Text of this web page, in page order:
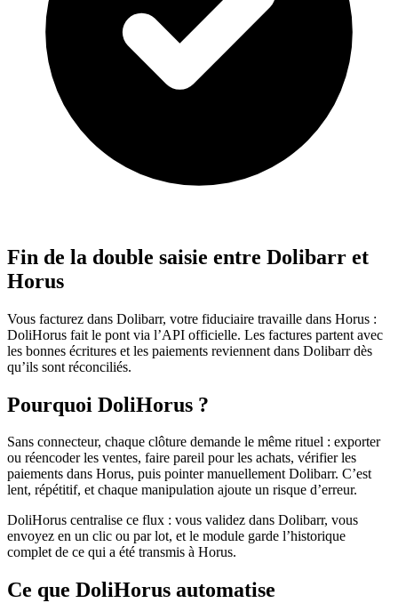
Fin de la double saisie entre Dolibarr et
Horus
Vous facturez dans Dolibarr, votre fiduciaire travaille dans Horus :
DoliHorus fait le pont via l’API officielle. Les factures partent avec
les bonnes écritures et les paiements reviennent dans Dolibarr dès
qu’ils sont réconciliés.
Pourquoi DoliHorus ?
Sans connecteur, chaque clôture demande le même rituel : exporter
ou réencoder les ventes, faire pareil pour les achats, vérifier les
paiements dans Horus, puis pointer manuellement Dolibarr. C’est
lent, répétitif, et chaque manipulation ajoute un risque d’erreur.
DoliHorus centralise ce flux : vous validez dans Dolibarr, vous
envoyez en un clic ou par lot, et le module garde l’historique
complet de ce qui a été transmis à Horus.
Ce que DoliHorus automatise